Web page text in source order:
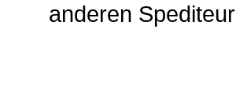
anderen